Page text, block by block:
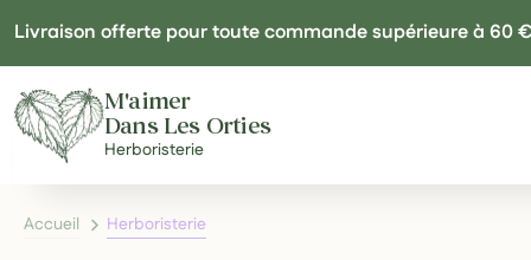
Livraison offerte pour toute commande supérieure à 60 €
M'aimer
Dans Les Orties
Herboristerie
Accueil Herboristerie